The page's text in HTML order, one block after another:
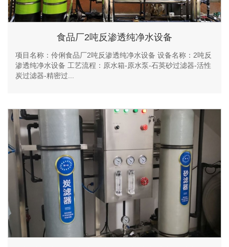
食品厂2吨反渗透纯净水设备
项目名称：伶俐食品厂2吨反渗透纯净水设备 设备名称：2吨反
渗透纯净水设备 工艺流程：原水箱-原水泵-石英砂过滤器-活性
炭过滤器-精密过...